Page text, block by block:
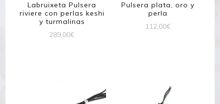
Labruixeta Pulsera
riviere con perlas keshi
y turmalinas
289,00€
Pulsera plata, oro y
perla
112,00€